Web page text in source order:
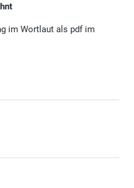
im Wortlaut als pdf im